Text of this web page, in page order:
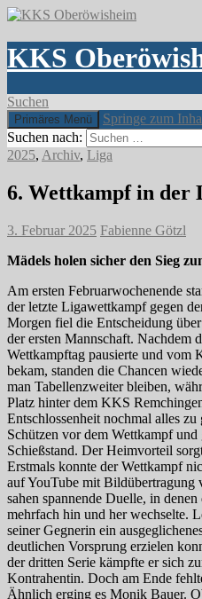
KKS
Suchen
Primäres Menü
Springe zum
Suchen nach:
2025, Archiv, Liga
6. Wettkampf in der
3. Februar 2025 Fabienne Götzl
Mädels holen sicher den Sieg
Am ersten Februarwochenende
der letzte Ligawettkampf gegen
Morgen fiel die Entscheidung
der ersten Mannschaft. Nachdem
Wettkampftag pausierte und vom
bekam, standen die Chancen
man Tabellenzweiter bleiben,
Platz hinter dem KKS
Entschlossenheit nochmal alles
Schützen vor dem Wettkampf
Schießstand. Der Heimvorteil
Erstmals konnte der Wettkampf
auf YouTube mit Bildübertragung
sahen spannende Duelle, in
mehrfach hin und her wechselte.
seiner Gegnerin ein
deutlichen Vorsprung erzielen
der dritten Serie kämpfte er sich
Kontrahentin. Doch am Ende
Ähnlich erging es Monik Bauer.